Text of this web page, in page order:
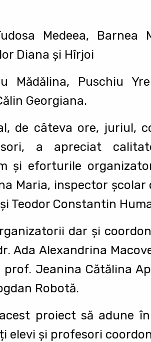
Medeea, Barnea
Diana și Hîrjoi
Mădălina, Puschiu
Georgiana.
de câteva ore, juriul,
a apreciat
și eforturile
Maria, inspector
Teodor Constantin
dar și
Ada Alexandrina
prof. Jeanina Cătălina
Robotă.
proiect să adune
elevi și profesori